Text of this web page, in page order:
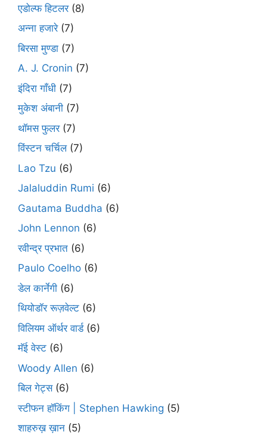
एडोल्फ हिटलर(8)
अन्ना हजारे(7)
बिरसा मुण्डा (7)
A. J. Cronin (7)
इंदिरा गाँधी (7)
मुकेश अंबानी (7)
थॉमस फुलर(7)
विंस्टन चर्चिल(7)
Lao Tzu (6)
Jalaluddin Rumi (6)
Gautama Buddha (6)
John Lennon (6)
रवीन्द्र प्रभात (6)
Paulo Coelho (6)
डेल कार्नेगी (6)
थियोडॉर रूज़वेल्ट (6)
विलियम ऑर्थर वार्ड(6)
मॅई वेस्ट (6)
Woody Allen (6)
बिल गेट्स(6)
स्टीफन हॉकिंग | Stephen Hawking (5)
शाहरुख़ ख़ान (5)